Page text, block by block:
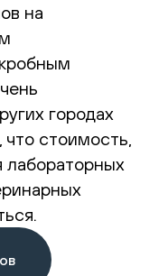
на
городах
стоимость,